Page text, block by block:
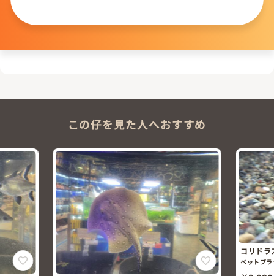
この仔を見た人へおすすめ
コリドラ
ペットプ